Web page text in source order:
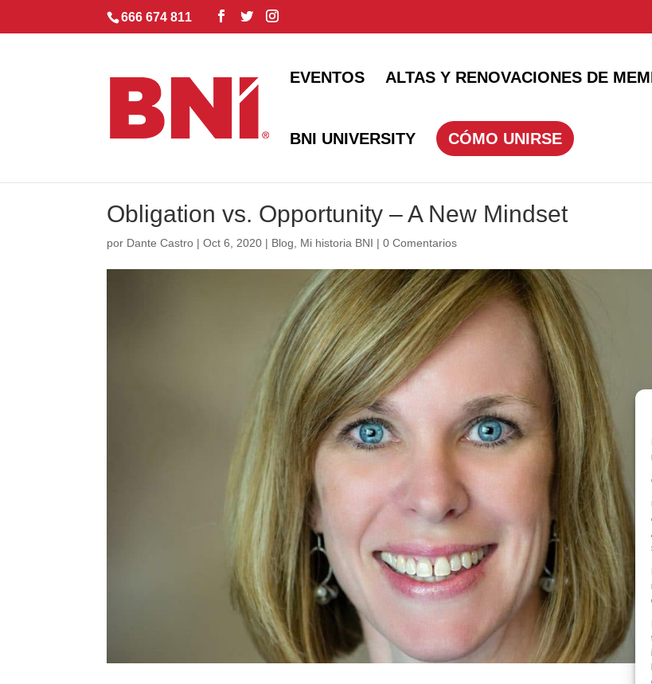
666 674 811
EVENTOS ALTAS Y RENOVACIONES DE
BNI UNIVERSITY CÓMO UNIRSE
Obligation vs. Opportunity – A New Mindset
por Dante Castro |Oct 6, 2020 | Blog Mi historia BNI |0 Comentarios